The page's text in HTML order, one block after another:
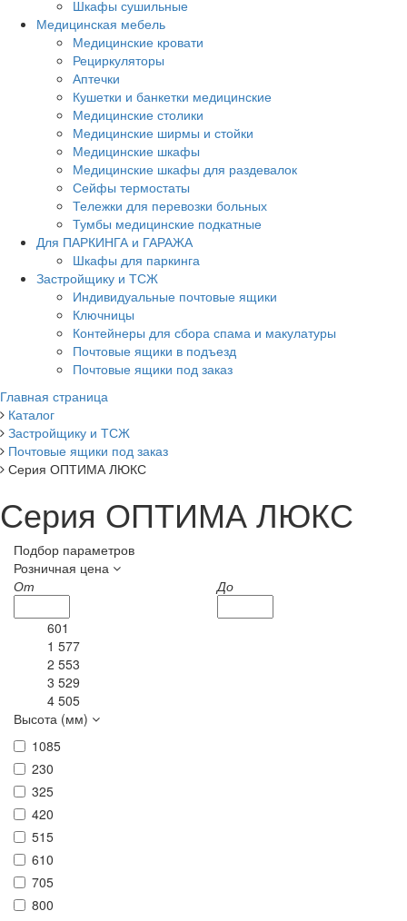
Шкафы сушильные
Медицинская мебель
Медицинские кровати
Рециркуляторы
Аптечки
Кушетки и банкетки медицинские
Медицинские столики
Медицинские ширмы и стойки
Медицинские шкафы
Медицинские шкафы для раздевалок
Сейфы термостаты
Тележки для перевозки больных
Тумбы медицинские подкатные
Для ПАРКИНГА и ГАРАЖА
Шкафы для паркинга
Застройщику и ТСЖ
Индивидуальные почтовые ящики
Ключницы
Контейнеры для сбора спама и макулатуры
Почтовые ящики в подъезд
Почтовые ящики под заказ
Главная страница
Каталог
Застройщику и ТСЖ
Почтовые ящики под заказ
Серия ОПТИМА ЛЮКС
Серия ОПТИМА ЛЮКС
Подбор параметров
Розничная цена
От
До
601
1 577
2 553
3 529
4 505
Высота (мм)
1085
230
325
420
515
610
705
800